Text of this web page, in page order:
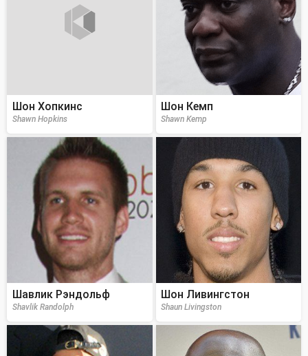
Шон Хопкинс
Shawn Hopkins
Шон Кемп
Shawn Kemp
Шавлик Рэндольф
Shavlik Randolph
Шон Ливингстон
Shaun Livingston